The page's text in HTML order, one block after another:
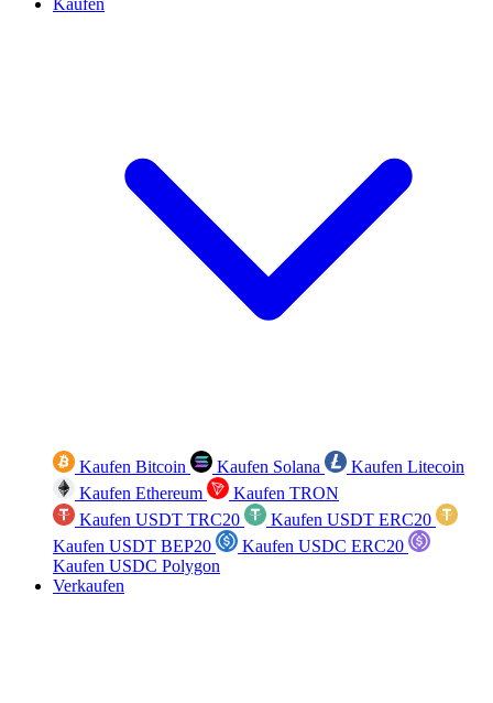
Kaufen
Kaufen Bitcoin Kaufen Solana
Kaufen Litecoin
Kaufen Ethereum
Kaufen TRON
Kaufen USDT TRC20
Kaufen USDT ERC20
Kaufen USDT BEP20
Kaufen USDC ERC20
Kaufen USDC Polygon
Verkaufen